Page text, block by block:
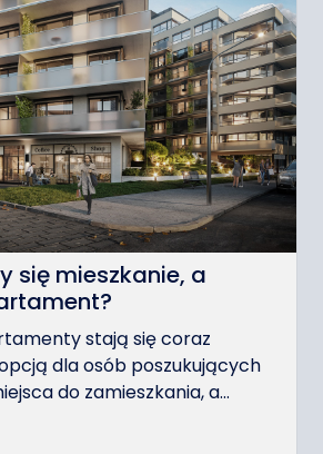
się mieszkanie, a
stają się coraz
dla osób poszukujących
do zamieszkania, a...